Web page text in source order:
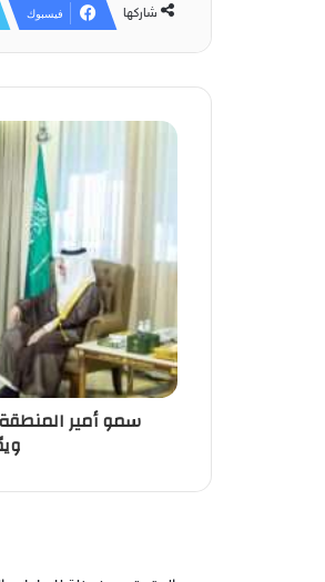
شاركها فيسبوك
سمو أمير المنطقة